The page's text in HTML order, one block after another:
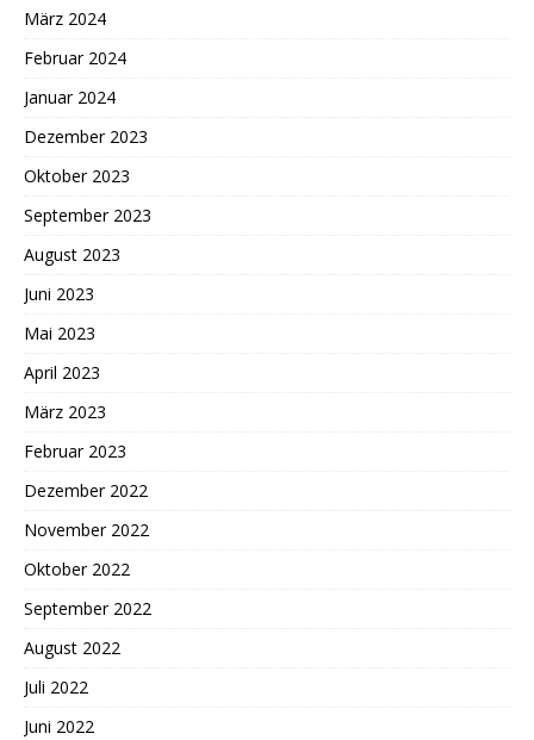
März 2024
Februar 2024
Januar 2024
Dezember 2023
Oktober 2023
September 2023
August 2023
Juni 2023
Mai 2023
April 2023
März 2023
Februar 2023
Dezember 2022
November 2022
Oktober 2022
September 2022
August 2022
Juli 2022
Juni 2022